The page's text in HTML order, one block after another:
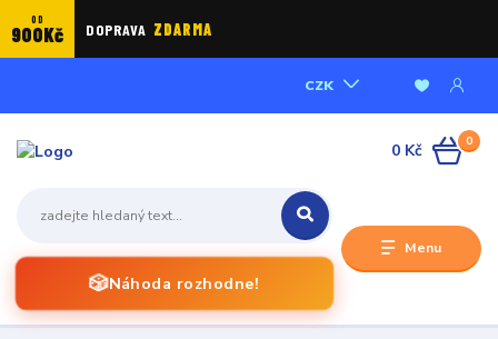
OD
900Kč DOPRAVA ZDARMA
Menu
CZK
🎲Náhoda rozhodne!
0
0 Kč